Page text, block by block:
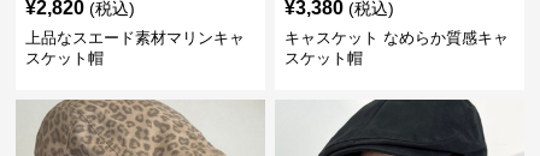
¥2,820 (税込)
上品なスエード素材マリンキャ
スケット帽
¥3,380 (税込)
キャスケット なめらか質感キャ
スケット帽